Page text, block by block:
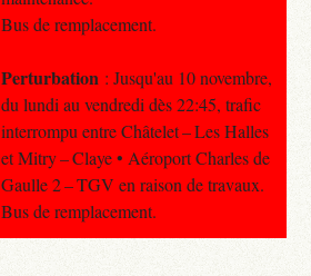
Bus de remplacement.
Perturbation : Jusqu'au 10 novembre,
du lundi au vendredi dès 22:45, trafic
interrompu entre Châtelet – Les Halles
et Mitry – Claye • Aéroport Charles de
Gaulle 2 – TGV en raison de travaux.
Bus de remplacement.